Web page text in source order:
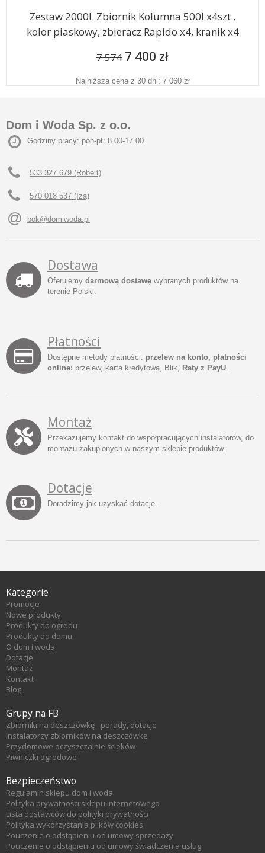
Zestaw 2000l. Zbiornik Kolumna 500l x4szt.,
kolor piaskowy, zbieracz Rapido x4, kranik x4
7 574 7 400 zł
Najniższa cena z 30 dni: 7 060 zł
Dom i Woda Sp. z o.o.
Godziny pracy: pon-pt: 8.00-17.00
533 327 679 (Robert)
570 018 537 (Iza)
bok@domiwoda.pl
Dostawa
Oferujemy darmową dostawę wybranych produktów na
terenie Polski.
Płatności
Dostępne metody płatności: przelew na konto, płatności
online: przelew, karta kredytowa, Blik, Raty z PayU.
Montaż
Przekazujemy kontakt do współpracujących instalatorów, do
montażu zakupionych w naszym sklepie produktów.
Dotacje
Doradzimy jak uzyskać dotacje.
Kategorie
Promocje
Nowe produkty
Produkty do ogrodu
Produkty do domu
O dom i woda
Dotacje
Montaż
Kontakt
Blog
Grupy na FB
Zbiorniki na deszczówkę - porady, dotacje
Instalatorzy zbiorników na deszczówkę
Przydomowe oczyszczalnie ścieków
Piwniczki ogrodowe
Bezpieczeństwo
Regulamin sklepu dom i woda
Polityka prywatności sklepu internetowego
Lista dostawców do polityki prywatności
Polityka wykorzystania plików cookies
Pouczenie o odstąpieniu od umowy sprzedaży
Pouczenie o odstąpieniu od umowy świadczenia usług